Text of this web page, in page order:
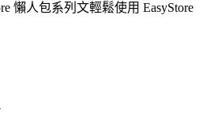
懶人包系列文輕鬆使用 EasyStore